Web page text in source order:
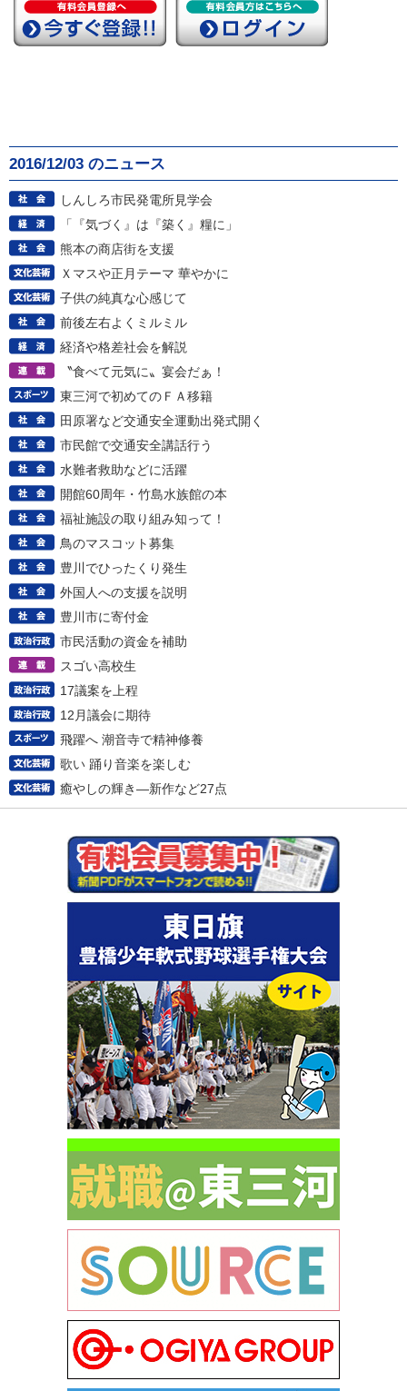
2016/12/03 のニュース
しんしろ市民発電所見学会
「『気づく』は『築く』糧に」
熊本の商店街を支援
Ｘマスや正月テーマ 華やかに
子供の純真な心感じて
前後左右よくミルミル
経済や格差社会を解説
〝食べて元気に〟宴会だぁ！
東三河で初めてのＦＡ移籍
田原署など交通安全運動出発式開く
市民館で交通安全講話行う
水難者救助などに活躍
開館60周年・竹島水族館の本
福祉施設の取り組み知って！
鳥のマスコット募集
豊川でひったくり発生
外国人への支援を説明
豊川市に寄付金
市民活動の資金を補助
スゴい高校生
17議案を上程
12月議会に期待
飛躍へ 潮音寺で精神修養
歌い 踊り音楽を楽しむ
癒やしの輝き―新作など27点